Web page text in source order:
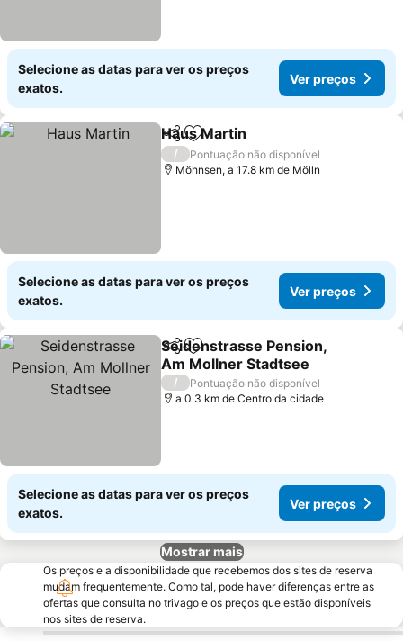
Selecione as datas para ver os preços
exatos.
Ver preços
PartilharAdicionar aos favoritos
Haus Martin
/
Pontuação não disponível
Möhnsen, a 17.8 km de Mölln
Selecione as datas para ver os preços
exatos.
Ver preços
PartilharAdicionar aos favoritos
Seidenstrasse Pension,
Am Mollner Stadtsee
/
Pontuação não disponível
a 0.3 km de Centro da cidade
Selecione as datas para ver os preços
exatos.
Ver preços
Mostrar mais
Os preços e a disponibilidade que recebemos dos sites de reserva
mudam frequentemente. Como tal, pode haver diferenças entre as
ofertas que consulta no trivago e os preços que estão disponíveis
nos sites de reserva.